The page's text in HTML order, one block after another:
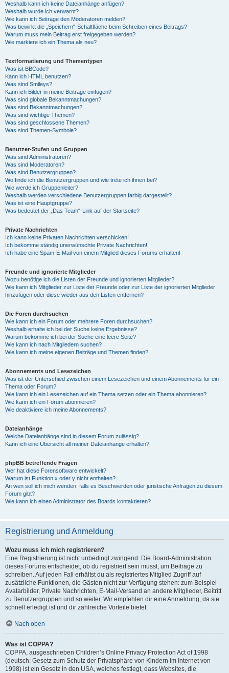
Weshalb kann ich keine Dateianhänge anfügen?
Weshalb wurde ich verwarnt?
Wie kann ich Beiträge den Moderatoren melden?
Was bewirkt die „Speichern“-Schaltfläche beim Schreiben eines Beitrags?
Warum muss mein Beitrag erst freigegeben werden?
Wie markiere ich ein Thema als neu?
Textformatierung und Thementypen
Was ist BBCode?
Kann ich HTML benutzen?
Was sind Smileys?
Kann ich Bilder in meine Beiträge einfügen?
Was sind globale Bekanntmachungen?
Was sind Bekanntmachungen?
Was sind wichtige Themen?
Was sind geschlossene Themen?
Was sind Themen-Symbole?
Benutzer-Stufen und Gruppen
Was sind Administratoren?
Was sind Moderatoren?
Was sind Benutzergruppen?
Wo finde ich die Benutzergruppen und wie trete ich ihnen bei?
Wie werde ich Gruppenleiter?
Weshalb werden verschiedene Benutzergruppen farbig dargestellt?
Was ist eine Hauptgruppe?
Was bedeutet der „Das Team“-Link auf der Startseite?
Private Nachrichten
Ich kann keine Privaten Nachrichten verschicken!
Ich bekomme ständig unerwünschte Private Nachrichten!
Ich habe eine Spam-E-Mail von einem Mitglied dieses Forums erhalten!
Freunde und ignorierte Mitglieder
Wozu benötige ich die Listen der Freunde und ignorierten Mitglieder?
Wie kann ich Mitglieder zur Liste der Freunde oder zur Liste der ignorierten Mitglieder
hinzufügen oder diese wieder aus den Listen entfernen?
Die Foren durchsuchen
Wie kann ich ein Forum oder mehrere Foren durchsuchen?
Weshalb erhalte ich bei der Suche keine Ergebnisse?
Warum bekomme ich bei der Suche eine leere Seite?
Wie kann ich nach Mitgliedern suchen?
Wie kann ich meine eigenen Beiträge und Themen finden?
Abonnements und Lesezeichen
Was ist der Unterschied zwischen einem Lesezeichen und einem Abonnements für ein
Thema oder Forum?
Wie kann ich ein Lesezeichen auf ein Thema setzen oder ein Thema abonnieren?
Wie kann ich ein Forum abonnieren?
Wie deaktiviere ich meine Abonnements?
Dateianhänge
Welche Dateianhänge sind in diesem Forum zulässig?
Kann ich eine Übersicht all meiner Dateianhänge erhalten?
phpBB betreffende Fragen
Wer hat diese Forensoftware entwickelt?
Warum ist Funktion x oder y nicht enthalten?
An wen soll ich mich wenden, falls es Beschwerden oder juristische Anfragen zu diesem
Forum gibt?
Wie kann ich einen Administrator des Boards kontaktieren?
Registrierung und Anmeldung
Wozu muss ich mich registrieren?
Eine Registrierung ist nicht unbedingt zwingend. Die Board-Administration
dieses Forums entscheidet, ob du registriert sein musst, um Beiträge zu
schreiben. Auf jeden Fall erhältst du als registriertes Mitglied Zugriff auf
zusätzliche Funktionen, die Gästen nicht zur Verfügung stehen: zum Beispiel
Avatarbilder, Private Nachrichten, E-Mail-Versand an andere Mitglieder, Beitritt
zu Benutzergruppen und so weiter. Wir empfehlen dir eine Anmeldung, da sie
schnell erledigt ist und dir zahlreiche Vorteile bietet.
Nach oben
Was ist COPPA?
COPPA, ausgeschrieben Children’s Online Privacy Protection Act of 1998
(deutsch: Gesetz zum Schutz der Privatsphäre von Kindern im Internet von
1998) ist ein Gesetz in den USA, welches festlegt, dass Websites, die